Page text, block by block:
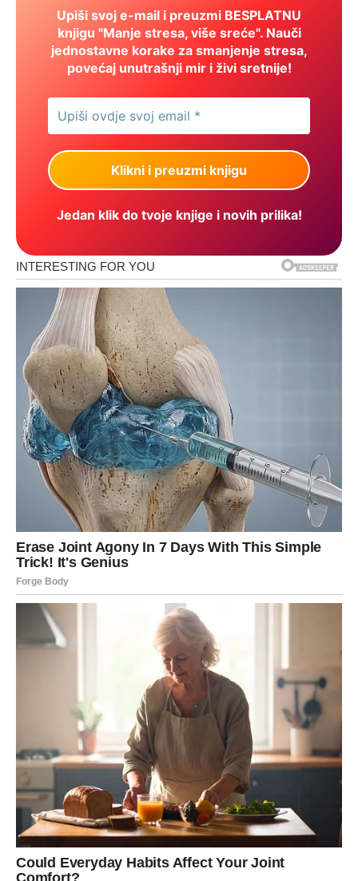
Upiši svoj e-mail i preuzmi BESPLATNU
knjigu "Manje stresa, više sreće". Nauči
jednostavne korake za smanjenje stresa,
povećaj unutrašnji mir i živi sretnije!
Jedan klik do tvoje knjige i novih prilika!